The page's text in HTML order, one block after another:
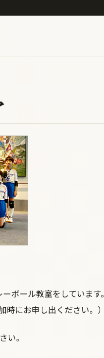
ボール教室をしています。
にお申し出ください。）
い。